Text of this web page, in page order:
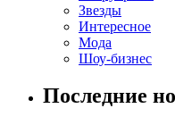
Звезды
Интересное
Мода
Шоу-бизнес
Последние